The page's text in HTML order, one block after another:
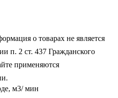
о товарах не является
п. 2 ст. 437 Гражданского
применяются
м3/ мин